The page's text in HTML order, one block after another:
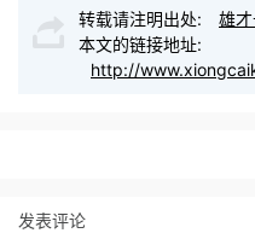
转载请注明出处:
雄
本文的链接地址:
http://
发表评论